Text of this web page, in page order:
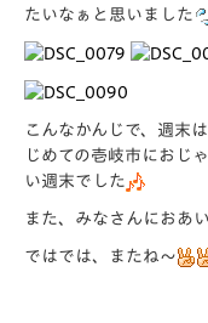
たいなぁと思いました
こんなかんじで、週末
じめての壱岐市におじ
い週末でした
また、みなさんにおあ
ではでは、またね～